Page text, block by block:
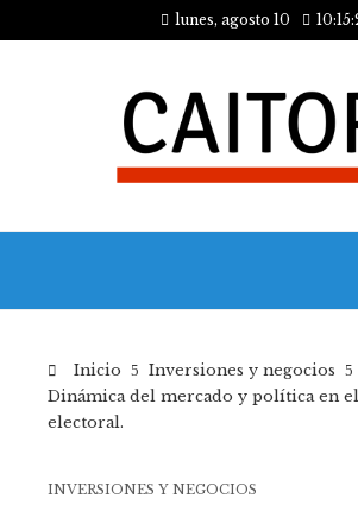
lunes, agosto 10
Inicio
Inversiones y negocios
Dinámica del mercado y política en
electoral.
INVERSIONES Y NEGOCIOS